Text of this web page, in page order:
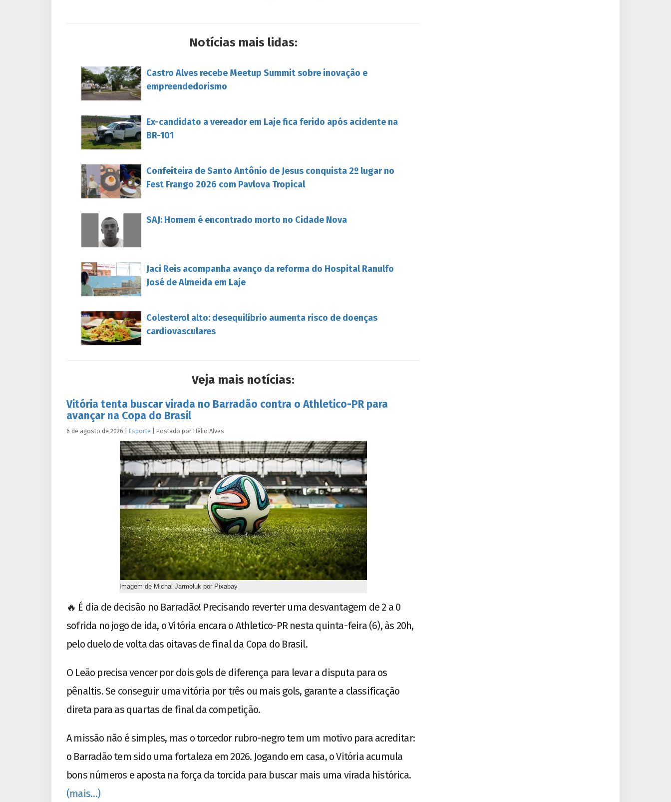
Notícias mais lidas:
Castro Alves recebe Meetup Summit sobre inovação e
empreendedorismo
Ex-candidato a vereador em Laje fica ferido após acidente na
BR-101
Confeiteira de Santo Antônio de Jesus conquista 2º lugar no
Fest Frango 2026 com Pavlova Tropical
SAJ: Homem é encontrado morto no Cidade Nova
Jaci Reis acompanha avanço da reforma do Hospital Ranulfo
José de Almeida em Laje
Colesterol alto: desequilíbrio aumenta risco de doenças
cardiovasculares
Veja mais notícias:
Vitória tenta buscar virada no Barradão contra o Athletico-PR para
avançar na Copa do Brasil
6 de agosto de 2026 Esporte Postado por Hélio Alves
Imagem de Michal Jarmoluk por Pixabay
🔥 É dia de decisão no Barradão! Precisando reverter uma desvantagem de 2 a 0
sofrida no jogo de ida, o Vitória encara o Athletico-PR nesta quinta-feira (6), às 20h,
pelo duelo de volta das oitavas de final da Copa do Brasil.
O Leão precisa vencer por dois gols de diferença para levar a disputa para os
pênaltis. Se conseguir uma vitória por três ou mais gols, garante a classificação
direta para as quartas de final da competição.
A missão não é simples, mas o torcedor rubro-negro tem um motivo para acreditar:
o Barradão tem sido uma fortaleza em 2026. Jogando em casa, o Vitória acumula
bons números e aposta na força da torcida para buscar mais uma virada histórica.
(mais…)